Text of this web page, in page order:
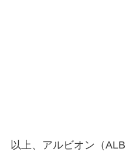
以上、アルビオン（